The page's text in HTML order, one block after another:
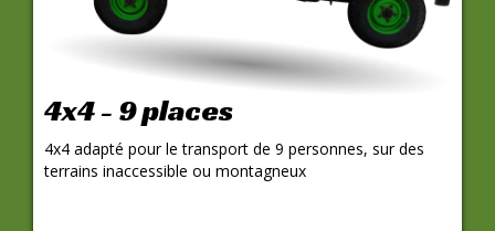
4x4 - 9 places
4x4 adapté pour le transport de 9 personnes, sur des
terrains inaccessible ou montagneux